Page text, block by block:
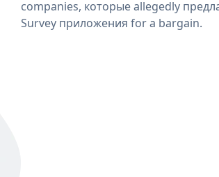
companies, которые allegedly
Survey приложения for a bargain.